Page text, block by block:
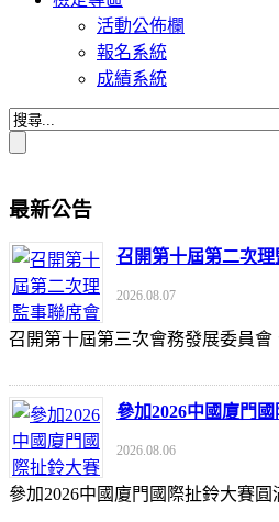
活動公佈欄
報名系統
成績系統
最新公告
召開第十屆第二次
2026.08.07
召開第十屆第三次會務發展委
參加2026中國廈門
2026.08.06
參加2026中國廈門國際扯鈴大賽